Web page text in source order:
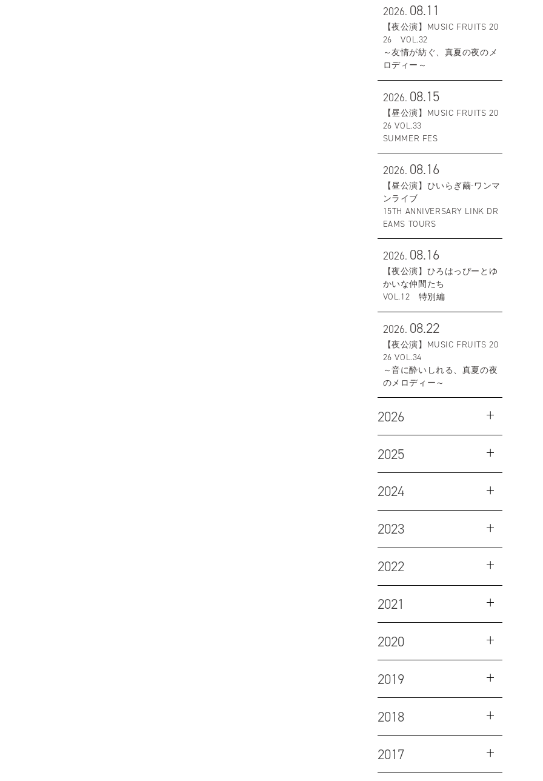
2026. 08.11
【夜公演】MUSIC FRUITS 20
26 VOL.32
～友情が紡ぐ、真夏の夜のメ
ロディー～
2026. 08.15
【昼公演】MUSIC FRUITS 20
26 VOL.33
SUMMER FES
2026. 08.16
【昼公演】ひいらぎ繭-ワンマ
ンライブ
15TH ANNIVERSARY LINK DR
EAMS TOURS
2026. 08.16
【夜公演】ひろはっぴーとゆ
かいな仲間たち
VOL.12 特別編
2026. 08.22
【夜公演】MUSIC FRUITS 20
26 VOL.34
～音に酔いしれる、真夏の夜
のメロディー～
2026
2025
2024
2023
2022
2021
2020
2019
2018
2017